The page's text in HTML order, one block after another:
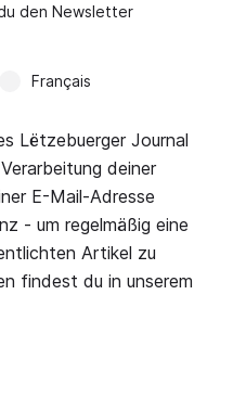
den Newsletter
Français
Lëtzebuerger Journal
deiner
E-Mail-Adresse
- um regelmäßig eine
Artikel zu
findest du in unserem